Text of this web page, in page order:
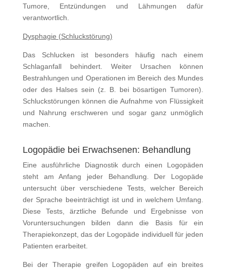
Tumore, Entzündungen und Lähmungen dafür
verantwortlich.
Dysphagie (Schluckstörung)
Das Schlucken ist besonders häufig nach einem
Schlaganfall behindert. Weiter Ursachen können
Bestrahlungen und Operationen im Bereich des Mundes
oder des Halses sein (z. B. bei bösartigen Tumoren).
Schluckstörungen können die Aufnahme von Flüssigkeit
und Nahrung erschweren und sogar ganz unmöglich
machen.
Logopädie bei Erwachsenen: Behandlung
Eine ausführliche Diagnostik durch einen Logopäden
steht am Anfang jeder Behandlung. Der Logopäde
untersucht über verschiedene Tests, welcher Bereich
der Sprache beeinträchtigt ist und in welchem Umfang.
Diese Tests, ärztliche Befunde und Ergebnisse von
Voruntersuchungen bilden dann die Basis für ein
Therapiekonzept, das der Logopäde individuell für jeden
Patienten erarbeitet.
Bei der Therapie greifen Logopäden auf ein breites